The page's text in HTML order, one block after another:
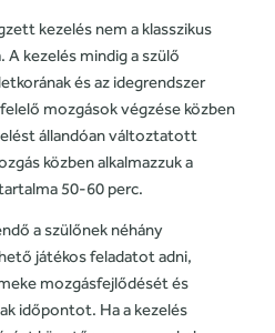
kezelés nem a klasszikus
kezelés mindig a szülő
és az idegrendszer
mozgások végzése közben
állandóan változtatott
közben alkalmazzuk a
50-60 perc.
a szülőnek néhány
játékos feladatot adni,
mozgásfejlődését és
időpontot. Ha a kezelés